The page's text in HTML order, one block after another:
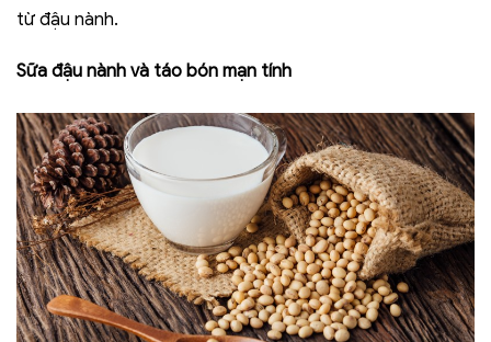
từ đậu nành.
Sữa đậu nành và táo bón mạn tính